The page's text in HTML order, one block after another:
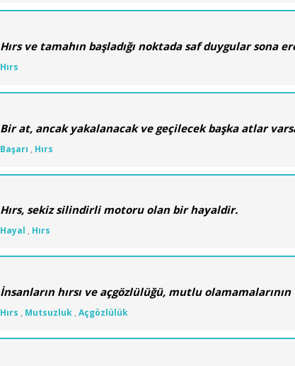
Hırs ve tamahın başladığı noktada saf duygular sona
Hırs
Bir at, ancak yakalanacak ve geçilecek başka atlar
Başarı , Hırs
Hırs, sekiz silindirli motoru olan bir hayaldir.
Hayal , Hırs
İnsanların hırsı ve açgözlülüğü, mutlu
Hırs , Mutsuzluk, Açgözlülük